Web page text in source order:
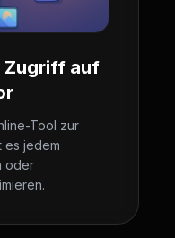
Zugriff auf
Tool zur
es jedem
oder